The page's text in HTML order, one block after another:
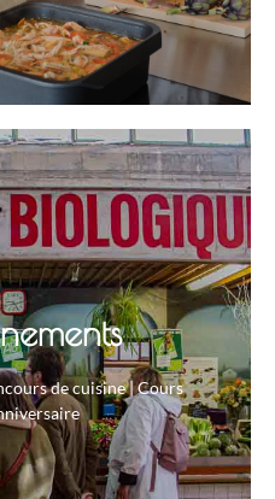
de cuisine | Cours